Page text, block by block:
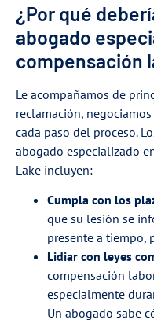
¿Por qué
abogado
compensación
Le acompañamos de
reclamación,
cada paso del proceso.
abogado especializado
Lake incluyen:
Cumpla con los
que su lesión se
presente a tiempo,
Lidiar con leyes
compensación
especialmente
Un abogado sabe